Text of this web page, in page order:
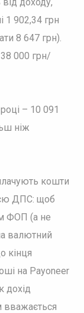
1 902,34 грн
8 647 грн).
000 грн/
– 10 091
ніж
кошти
ДПС: щоб
ФОП (а не
валютний
кінця
на Payoneer
дохід